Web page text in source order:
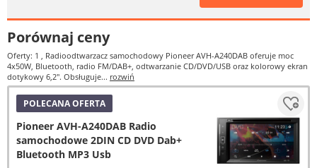
Porównaj ceny
Oferty: 1 , Radioodtwarzacz samochodowy Pioneer AVH-A240DAB oferuje moc
4x50W, Bluetooth, radio FM/DAB+, odtwarzanie CD/DVD/USB oraz kolorowy ekran
dotykowy 6,2". Obsługuje... rozwiń
POLECANA OFERTA
Pioneer AVH-A240DAB Radio
samochodowe 2DIN CD DVD Dab+
Bluetooth MP3 Usb